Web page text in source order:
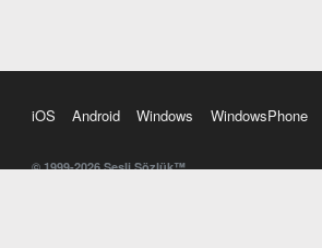
iOS Android Windows WindowsPhone
© 1999-2026 Sesli Sözlük™